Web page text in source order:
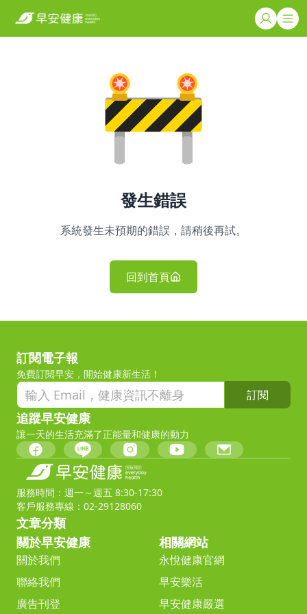
發生錯誤
系統發生未預期的錯誤，請稍後再試。
回到首頁
訂閱電子報
免費訂閱早安，開始健康新生活！
訂閱
追蹤早安健康
讓一天的生活充滿了正能量和健康的動力
服務時間：週一～週五 8:30-17:30
客戶服務專線：02-29128060
文章分類
關於早安健康
關於我們
聯絡我們
廣告刊登
相關網站
永悅健康官網
早安樂活
早安健康嚴選